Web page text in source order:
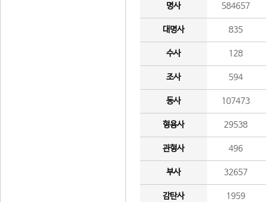
명사 584657
대명사 835
수사 128
조사 594
동사 107473
형용사 29538
관형사 496
부사 32657
감탄사 1959